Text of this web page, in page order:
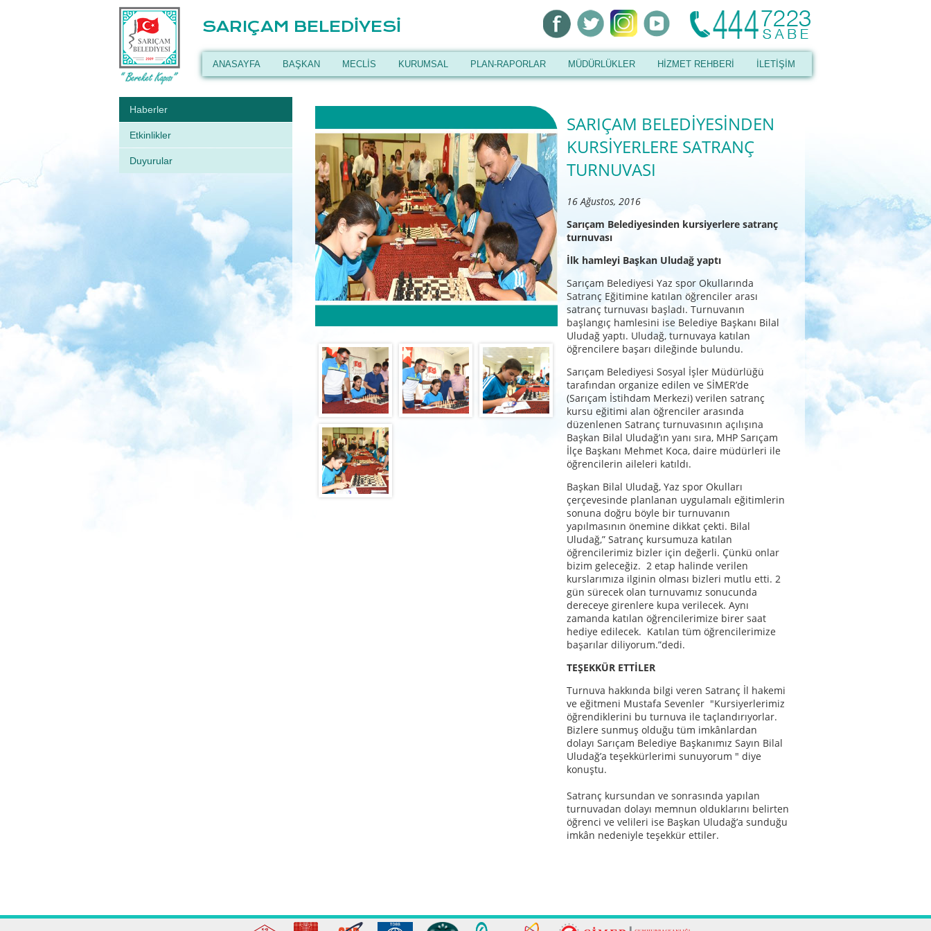
SARIÇAM BELEDİYESİ
ANASAYFA BAŞKAN MECLİS KURUMSAL PLAN-RAPORLAR MÜDÜRLÜKLER HİZMET REHBERİ İLETİŞİM
Haberler
Etkinlikler
Duyurular
SARIÇAM BELEDİYESİNDEN
KURSİYERLERE SATRANÇ
TURNUVASI
16 Ağustos, 2016
Sarıçam Belediyesinden kursiyerlere satranç
turnuvası
İlk hamleyi Başkan Uludağ yaptı
Sarıçam Belediyesi Yaz spor Okullarında
Satranç Eğitimine katılan öğrenciler arası
satranç turnuvası başladı. Turnuvanın
başlangıç hamlesini ise Belediye Başkanı Bilal
Uludağ yaptı. Uludağ, turnuvaya katılan
öğrencilere başarı dileğinde bulundu.
Sarıçam Belediyesi Sosyal İşler Müdürlüğü
tarafından organize edilen ve SİMER’de
(Sarıçam İstihdam Merkezi) verilen satranç
kursu eğitimi alan öğrenciler arasında
düzenlenen Satranç turnuvasının açılışına
Başkan Bilal Uludağ’ın yanı sıra, MHP Sarıçam
İlçe Başkanı Mehmet Koca, daire müdürleri ile
öğrencilerin aileleri katıldı.
Başkan Bilal Uludağ, Yaz spor Okulları
çerçevesinde planlanan uygulamalı eğitimlerin
sonuna doğru böyle bir turnuvanın
yapılmasının önemine dikkat çekti. Bilal
Uludağ,” Satranç kursumuza katılan
öğrencilerimiz bizler için değerli. Çünkü onlar
bizim geleceğiz. 2 etap halinde verilen
kurslarımıza ilginin olması bizleri mutlu etti. 2
gün sürecek olan turnuvamız sonucunda
dereceye girenlere kupa verilecek. Aynı
zamanda katılan öğrencilerimize birer saat
hediye edilecek. Katılan tüm öğrencilerimize
başarılar diliyorum.”dedi.
TEŞEKKÜR ETTİLER
Turnuva hakkında bilgi veren Satranç İl hakemi
ve eğitmeni Mustafa Sevenler "Kursiyerlerimiz
öğrendiklerini bu turnuva ile taçlandırıyorlar.
Bizlere sunmuş olduğu tüm imkânlardan
dolayı Sarıçam Belediye Başkanımız Sayın Bilal
Uludağ’a teşekkürlerimi sunuyorum " diye
konuştu.
Satranç kursundan ve sonrasında yapılan
turnuvadan dolayı memnun olduklarını belirten
öğrenci ve velileri ise Başkan Uludağ’a sunduğu
imkân nedeniyle teşekkür ettiler.